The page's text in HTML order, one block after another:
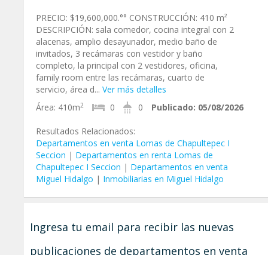
PRECIO: $19,600,000.°° CONSTRUCCIÓN: 410 m²
DESCRIPCIÓN: sala comedor, cocina integral con 2
alacenas, amplio desayunador, medio baño de
invitados, 3 recámaras con vestidor y baño
completo, la principal con 2 vestidores, oficina,
family room entre las recámaras, cuarto de
servicio, área d... Ver más detalles
Área: 410m2 0 0 Publicado: 05/08/2026
Resultados Relacionados:
Departamentos en venta Lomas de Chapultepec I
Seccion | Departamentos en renta Lomas de
Chapultepec I Seccion | Departamentos en venta
Miguel Hidalgo | Inmobiliarias en Miguel Hidalgo
Ingresa tu email para recibir las nuevas
publicaciones de departamentos en venta